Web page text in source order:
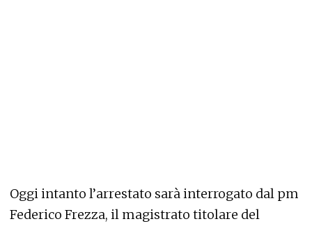
Oggi intanto l’arrestato sarà interrogato dal pm
Federico Frezza, il magistrato titolare del